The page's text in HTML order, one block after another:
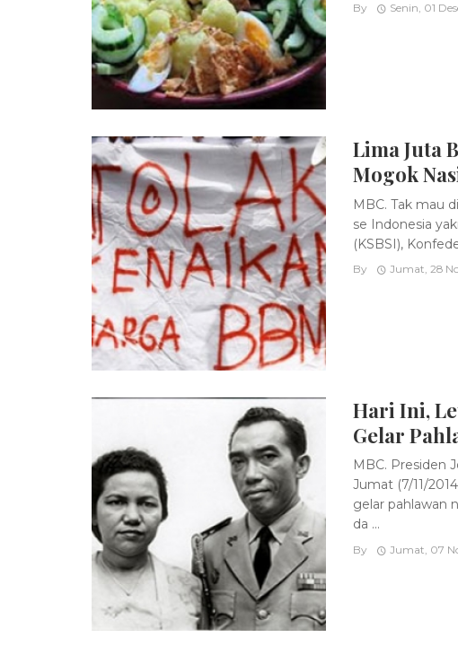
By Senin, 01
Lima Juta
Mogok
MBC. Tak mau
se Indonesia
(KSBSI),
By Jumat, 28
Hari Ini,
Gelar
MBC. Presiden
Jumat (7/11/
gelar pahlawan
da ...
By Jumat, 07